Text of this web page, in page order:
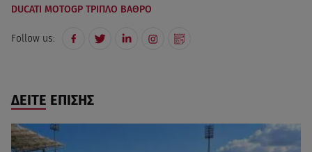
DUCATI MOTOGP ΤΡΙΠΛΟ ΒΑΘΡΟ
Follow us:
ΔΕΙΤΕ ΕΠΙΣΗΣ